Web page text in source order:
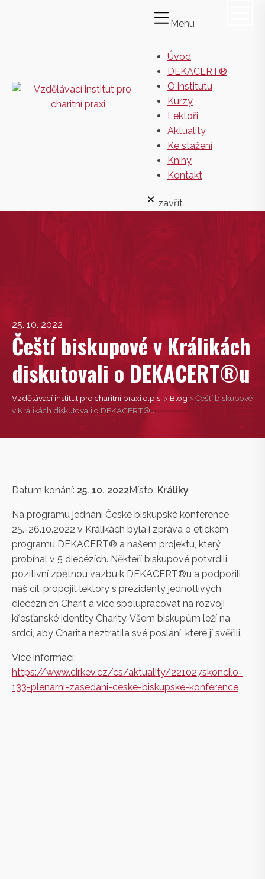
Menu
Úvod
DEKACERT®
O institutu
Kurzy
Lektoři
Aktuality
Ke stažení
Knihy
Kontakt
zavřít
25. 10. 2022
Čeští biskupové v Králikách
diskutovali o DEKACERT®u
Vzdělávací institut pro charitní praxi o.p.s. > Blog >Čeští biskupové
v Králikách diskutovali o DEKACERT®u
Datum konání: 25. 10. 2022Místo: Králiky
Na programu jednání České biskupské konference
25.-26.10.2022 v Králikách byla i zpráva o etickém
programu DEKACERT® a našem projektu, který
probíhal v 5 diecézích. Někteří biskupové potvrdili
pozitivní zpětnou vazbu k DEKACERT®u a podpořili
náš cíl, propojit lektory s prezidenty jednotlivých
diecézních Charit a více spolupracovat na rozvoji
křesťanské identity Charity. Všem biskupům leží na
srdci, aby Charita neztratila své poslání, které jí svěřili.
Více informací:
https://www.cirkev.cz/cs/aktuality/221027skoncilo-
133-plenarni-zasedani-ceske-biskupske-konference